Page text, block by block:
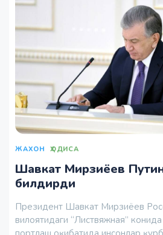
ЖАХОН ҲОДИСА
Шавкат Мирзиёев
билдирди
Президент Шавкат Мирзиёев
вилоятидаги “Листвяжная”